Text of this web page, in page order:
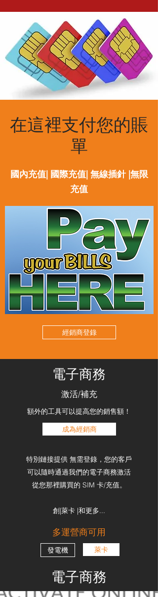
在這裡支付您的賬
單
國內充值| 國際充值| 無線插針 |無限
充值
經銷商登錄
電子商務
激活/補充
額外的工具可以提高您的銷售額！
成為經銷商
特別鏈接提供 無需登錄，您的客戶
可以隨時通過我們的電子商務激活
從您那裡購買的 SIM 卡/充值。
創|萊卡 |和更多...
多運營商可用
發電機 萊卡
電子商務